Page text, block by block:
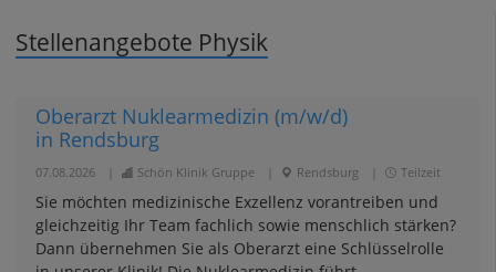
Stellenangebote Physik
Oberarzt Nuklearmedizin (m/w/d)
in Rendsburg
07.08.2026 Schön Klinik Gruppe Rendsburg Teilzeit
Sie möchten medizinische Exzellenz vorantreiben und
gleichzeitig Ihr Team fachlich sowie menschlich stärken?
Dann übernehmen Sie als Oberarzt eine Schlüsselrolle